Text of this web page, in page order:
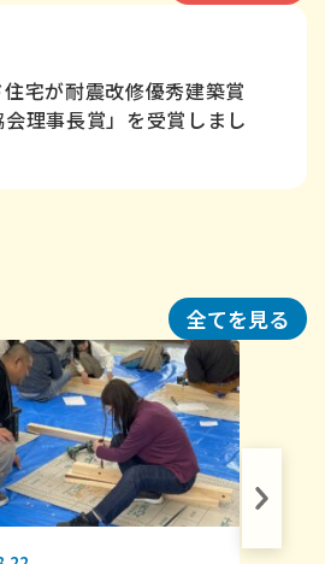
宅が耐震改修優秀建築賞
会理事長賞」を受賞しまし
空き家・空き地活用を
者を追加募集！！
援システム（すまいるパー
業者一覧を掲載しました
全てを見る